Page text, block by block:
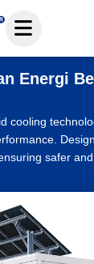
Energi
cooling
safer and